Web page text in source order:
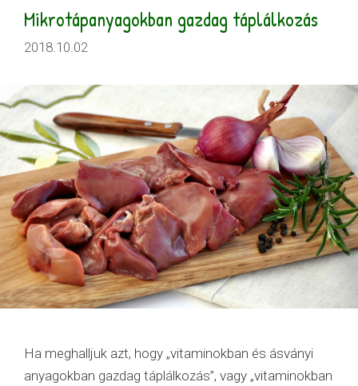
Mikrotápanyagokban gazdag táplálkozás
2018.10.02
Ha meghalljuk azt, hogy „vitaminokban és ásványi
anyagokban gazdag táplálkozás”, vagy „vitaminokban